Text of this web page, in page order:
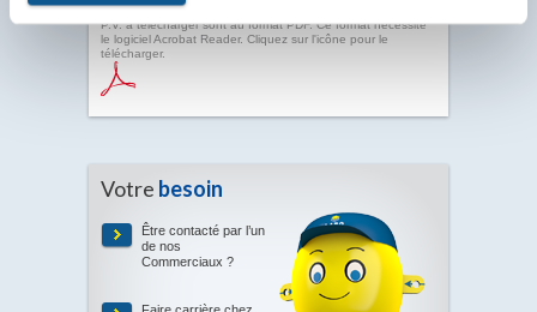
Les fiches produits, les fiches de données de sécurité, les
P.V. à télécharger sont au format PDF. Ce format nécessite
le logiciel Acrobat Reader. Cliquez sur l'icône pour le
télécharger.
Votre besoin
Être contacté par l’un
de nos
Commerciaux ?